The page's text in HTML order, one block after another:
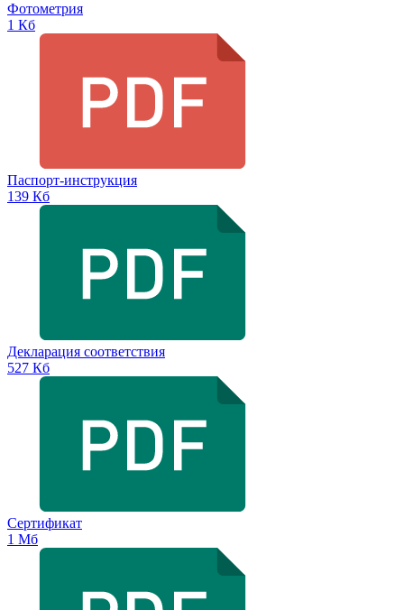
Фотометрия
1 Кб
Паспорт-инструкция
139 Кб
Декларация соответствия
527 Кб
Сертификат
1 Мб